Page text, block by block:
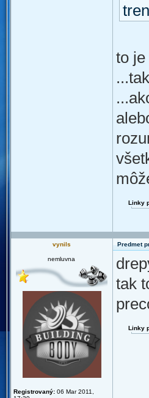
to
Linky
vynils Predmet
nemluvna
Registrovaný: 06 Mar 2011,
tak
Linky